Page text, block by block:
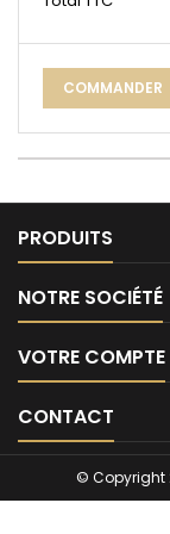
COMMANDER
PRODUITS
NOTRE SOCIÉTÉ
VOTRE COMPTE
CONTACT
© Copyright